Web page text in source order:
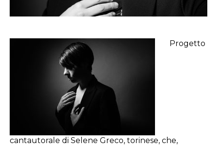
Progetto
cantautorale di Selene Greco, torinese, che,